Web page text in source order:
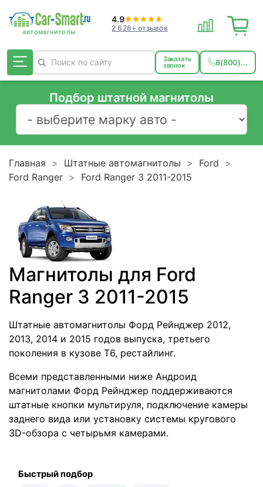
4.9
2 628+ отзывов
Заказать
звонок 8(800)...
Подбор штатной магнитолы
Главная Штатные автомагнитолы
Ford
Ford Ranger
Ford Ranger 3 2011-2015
Магнитолы для Ford
Ranger 3 2011-2015
Штатные автомагнитолы Форд Рейнджер 2012,
2013, 2014 и 2015 годов выпуска, третьего
поколения в кузове Т6, рестайлинг.
Всеми представленными ниже Андроид
магнитолами Форд Рейнджер поддерживаются
штатные кнопки мультируля, подключение камеры
заднего вида или установку системы кругового
3D-обзора с четырьмя камерами.
Быстрый подбор